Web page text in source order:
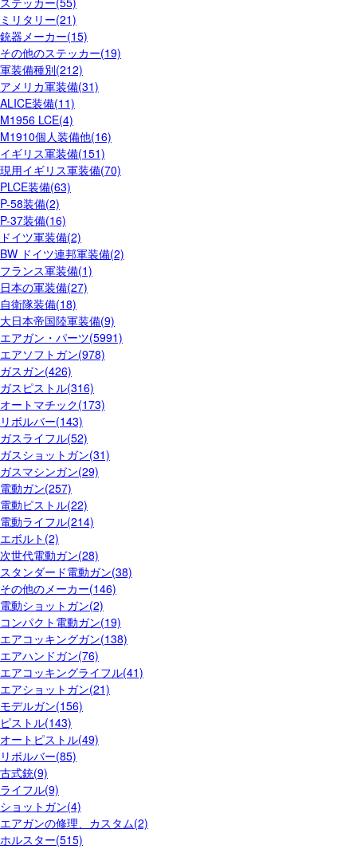
ミリタリー(21)
銃器メーカー(15)
その他のステッカー(19)
軍装備種別(212)
アメリカ軍装備(31)
ALICE装備(11)
M1956 LCE(4)
M1910個人装備他(16)
イギリス軍装備(151)
現用イギリス軍装備(70)
PLCE装備(63)
P-58装備(2)
P-37装備(16)
ドイツ軍装備(2)
BW ドイツ連邦軍装備(2)
フランス軍装備(1)
日本の軍装備(27)
自衛隊装備(18)
大日本帝国陸軍装備(9)
エアガン・パーツ(5991)
エアソフトガン(978)
ガスガン(426)
ガスピストル(316)
オートマチック(173)
リボルバー(143)
ガスライフル(52)
ガスショットガン(31)
ガスマシンガン(29)
電動ガン(257)
電動ピストル(22)
電動ライフル(214)
エボルト(2)
次世代電動ガン(28)
スタンダード電動ガン(38)
その他のメーカー(146)
電動ショットガン(2)
コンパクト電動ガン(19)
エアコッキングガン(138)
エアハンドガン(76)
エアコッキングライフル(41)
エアショットガン(21)
モデルガン(156)
ピストル(143)
オートピストル(49)
リボルバー(85)
古式銃(9)
ライフル(9)
ショットガン(4)
エアガンの修理、カスタム(2)
ホルスター(515)